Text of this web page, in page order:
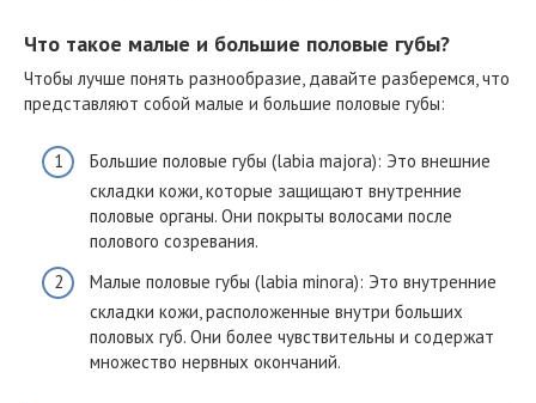
Что такое малые и большие половые губы?
Чтобы лучше понять разнообразие, давайте разберемся, что
представляют собой малые и большие половые губы:
Большие половые губы (labia majora): Это внешние
складки кожи, которые защищают внутренние
половые органы. Они покрыты волосами после
полового созревания.
Малые половые губы (labia minora): Это внутренние
складки кожи, расположенные внутри больших
половых губ. Они более чувствительны и содержат
множество нервных окончаний.